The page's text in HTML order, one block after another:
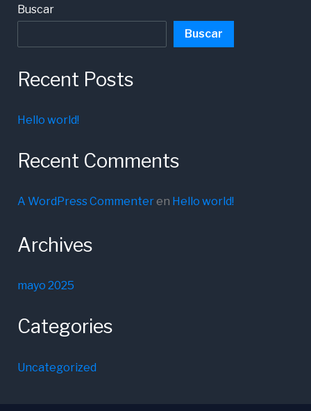
Buscar
Buscar
Recent Posts
Hello world!
Recent Comments
A WordPress Commenteren Hello world!
Archives
mayo 2025
Categories
Uncategorized